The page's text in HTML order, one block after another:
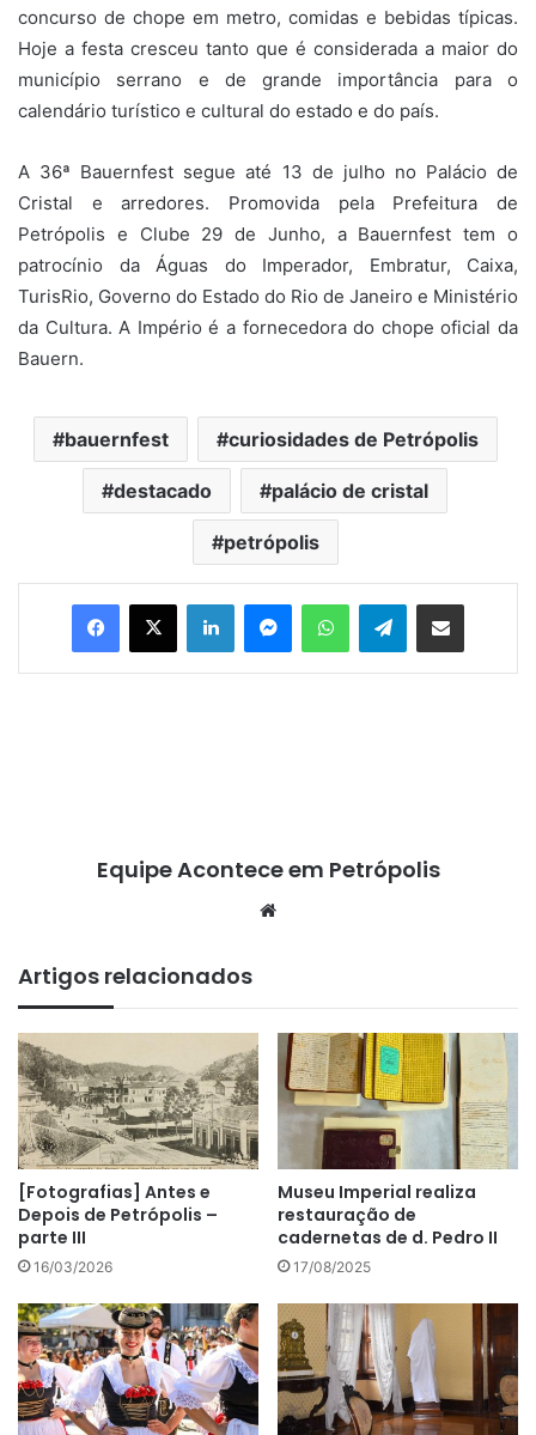
concurso de chope em metro, comidas e bebidas típicas.
Hoje a festa cresceu tanto que é considerada a maior do
município serrano e de grande importância para o
calendário turístico e cultural do estado e do país.
A 36ª Bauernfest segue até 13 de julho no Palácio de
Cristal e arredores. Promovida pela Prefeitura de
Petrópolis e Clube 29 de Junho, a Bauernfest tem o
patrocínio da Águas do Imperador, Embratur, Caixa,
TurisRio, Governo do Estado do Rio de Janeiro e Ministério
da Cultura. A Império é a fornecedora do chope oficial da
Bauern.
bauernfest curiosidades de Petrópolis
destacado palácio de cristal
petrópolis
Telegram
Equipe Acontece em Petrópolis
Artigos relacionados
[Fotografias] Antes e
Depois de Petrópolis –
parte III
16/03/2026
Museu Imperial realiza
restauração de
cadernetas de d. Pedro II
17/08/2025